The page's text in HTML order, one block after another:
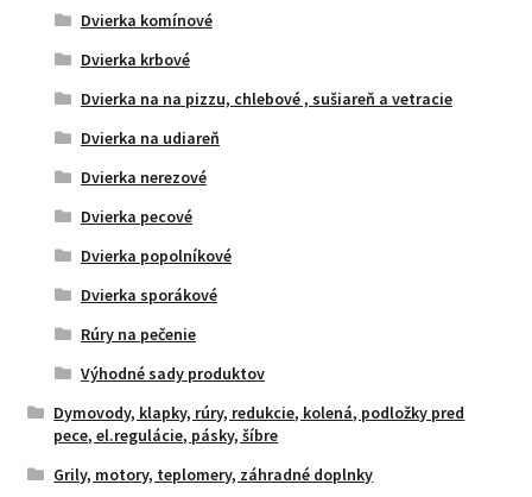
Dvierka komínové
Dvierka krbové
Dvierka na na pizzu, chlebové , sušiareň a vetracie
Dvierka na udiareň
Dvierka nerezové
Dvierka pecové
Dvierka popolníkové
Dvierka sporákové
Rúry na pečenie
Výhodné sady produktov
Dymovody, klapky, rúry, redukcie, kolená, podložky pred
pece, el.regulácie, pásky, šíbre
Grily, motory, teplomery, záhradné doplnky